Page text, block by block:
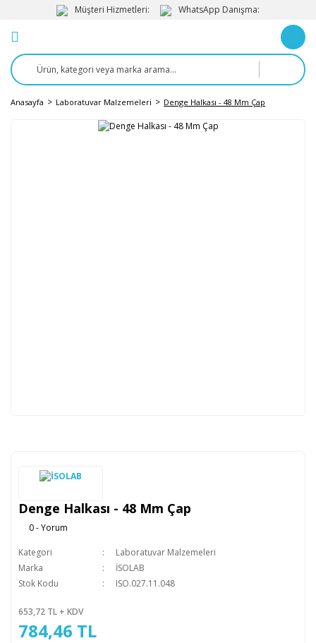
Müşteri Hizmetleri: WhatsApp Danışma:
Anasayfa Laboratuvar Malzemeleri Denge Halkası - 48 Mm Çap
Denge Halkası - 48 Mm Çap
0 - Yorum
Kategori
Laboratuvar Malzemeleri
Marka
İSOLAB
Stok Kodu
ISO.027.11.048
653,72 TL + KDV
784,46 TL